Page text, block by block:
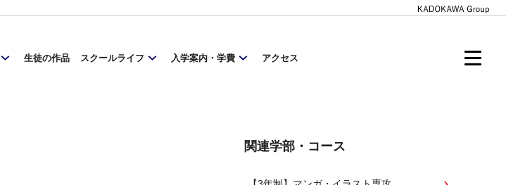
生徒の作品 スクールライフ 入学案内・学費 アクセス
関連学部・コース